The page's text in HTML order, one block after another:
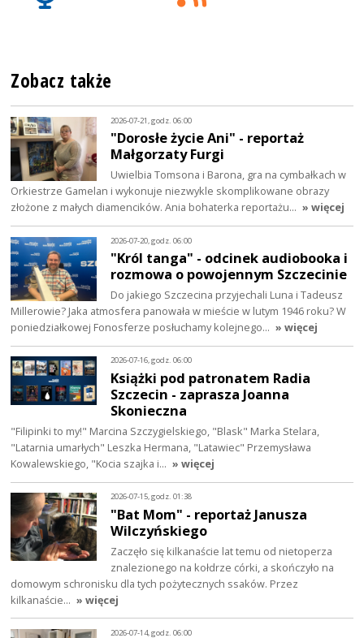
Zobacz także
2026-07-21, godz. 06:00
"Dorosłe życie Ani" - reportaż
Małgorzaty Furgi
Uwielbia Tomsona i Barona, gra na cymbałkach w
Orkiestrze Gamelan i wykonuje niezwykle skomplikowane obrazy
złożone z małych diamencików. Ania bohaterka reportażu… » więcej
2026-07-20, godz. 06:00
"Król tanga" - odcinek audiobooka i
rozmowa o powojennym Szczecinie
Do jakiego Szczecina przyjechali Luna i Tadeusz
Millerowie? Jaka atmosfera panowała w mieście w lutym 1946 roku? W
poniedziałkowej Fonosferze posłuchamy kolejnego… » więcej
2026-07-16, godz. 06:00
Książki pod patronatem Radia
Szczecin - zaprasza Joanna
Skonieczna
"Filipinki to my!" Marcina Szczygielskiego, "Blask" Marka Stelara,
"Latarnia umarłych" Leszka Hermana, "Latawiec" Przemysława
Kowalewskiego, "Kocia szajka i… » więcej
2026-07-15, godz. 01:38
"Bat Mom" - reportaż Janusza
Wilczyńskiego
Zaczęło się kilkanaście lat temu od nietoperza
znalezionego na kołdrze córki, a skończyło na
domowym schronisku dla tych pożytecznych ssaków. Przez
kilkanaście… » więcej
2026-07-14, godz. 06:00